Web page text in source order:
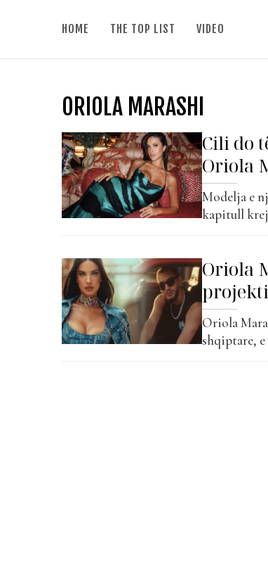
HOME THE TOP LIST VIDEO
ORIOLA MARASHI
Cili do
Oriola
Modelja e
kapitull
Calma” ka
Oriola
Oriola
shqiptare,